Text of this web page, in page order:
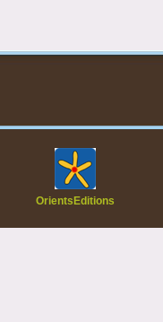
OrientsEditions